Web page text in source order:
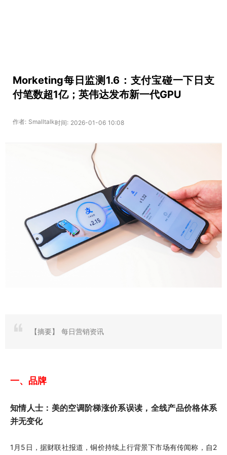
Morketing每日监测1.6：支付宝碰一下日支
付笔数超1亿；英伟达发布新一代GPU
作者: Smalltalk时间: 2026-01-06 10:08
【摘要】 每日营销资讯
一、品牌
知情人士：美的空调阶梯涨价系误读，全线产品价格体系
并无变化
1月5日，据财联社报道，铜价持续上行背景下市场有传闻称，自2